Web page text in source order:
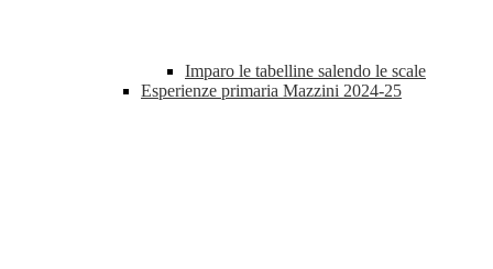
Imparo le tabelline salendo le scale
Esperienze primaria Mazzini 2024-25